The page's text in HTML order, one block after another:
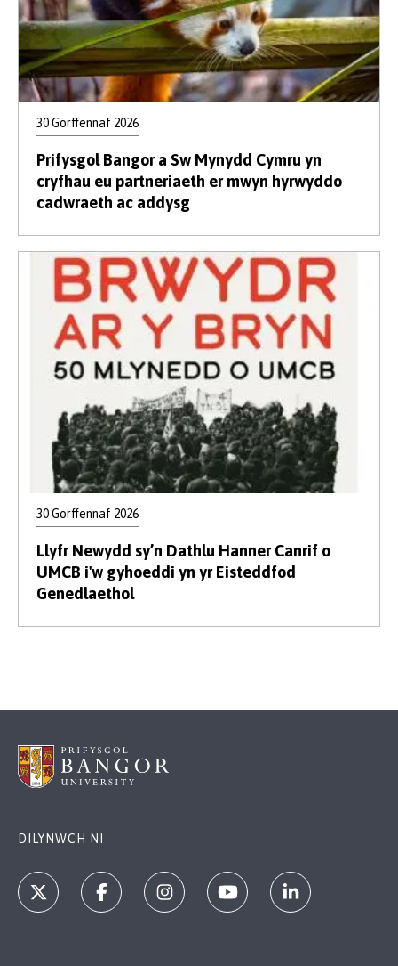
30 Gorffennaf 2026
Prifysgol Bangor a Sw Mynydd Cymru yn
cryfhau eu partneriaeth er mwyn hyrwyddo
cadwraeth ac addysg
30 Gorffennaf 2026
Llyfr Newydd sy’n Dathlu Hanner Canrif o
UMCB i'w gyhoeddi yn yr Eisteddfod
Genedlaethol
DILYNWCH NI